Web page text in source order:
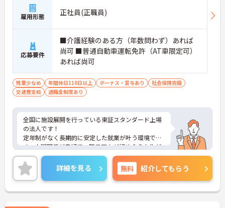
雇用形態 正社員(正職員)
応募要件
■介護経験のある方（年数問わず）あれば
尚可 ■普通自動車運転免許（AT車限定可）
あれば尚可
残業少なめ 年間休日110日以上 ボーナス・賞与あり
社会保険完備
交通費支給
退職金制度あり
全国に施設展開を行っている東証スタンダード上場
の法人です！
定年制がなく長期的に安定した就業が叶う環境で
す。人間関係が良好で、職員同士が認め合う文化が
根付いています。
ご興味のある方には、面接対策ポイントなど、さら
に詳細をご案内しますのでお気軽にご相談くださ
い！
詳細を見る 無料 紹介してもらう